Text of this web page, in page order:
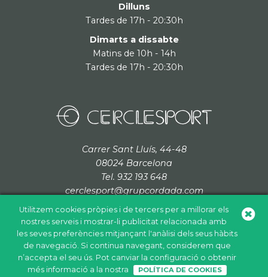
Utilitzem cookies pròpies i de tercers per a millorar els
nostres serveis i mostrar-li publicitat relacionada amb
les seves preferències mitjançant l'anàlisi dels seus hàbits
de navegació. Si continua navegant, considerem que
n’accepta el seu ús. Pot canviar la configuració o obtenir
més informació a la nostra
POLÍTICA DE COOKIES
Dilluns
Tardes de 17h - 20:30h
Dimarts a dissabte
Matins de 10h - 14h
Tardes de 17h - 20:30h
Carrer Sant Lluís, 44-48
08024 Barcelona
Tel. 932 193 648
cerclesport@grupcordada.com
Política de cookies Política de privacitat Avís legal
+